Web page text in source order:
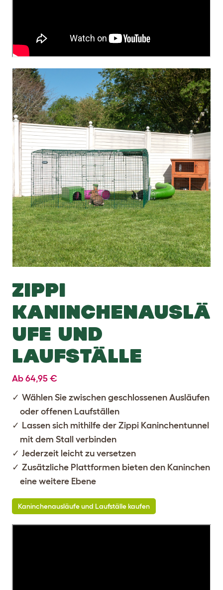
ZIPPI
KANINCHENAUSLÄ
UFE UND
LAUFSTÄLLE
Ab 64,95 €
Wählen Sie zwischen geschlossenen Ausläufen
oder offenen Laufställen
Lassen sich mithilfe der Zippi Kaninchentunnel
mit dem Stall verbinden
Jederzeit leicht zu versetzen
Zusätzliche Plattformen bieten den Kaninchen
eine weitere Ebene
Kaninchenausläufe und Laufställe kaufen